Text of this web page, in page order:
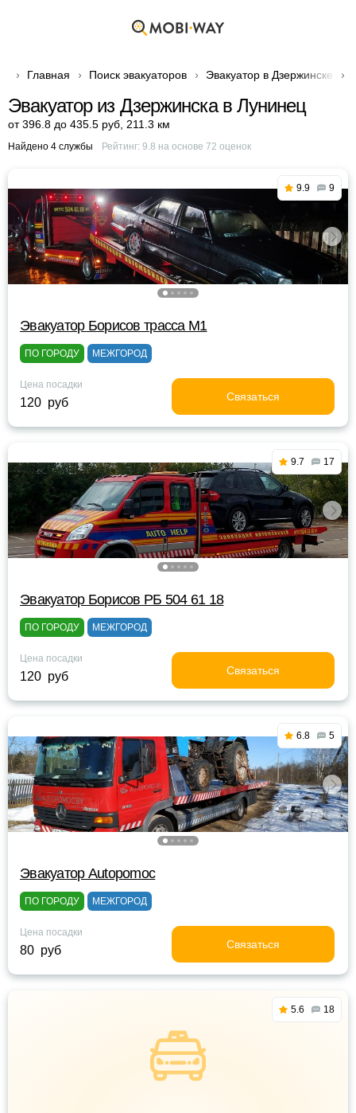
Главная Поиск эвакуаторов Эвакуатор в Дзержинске
Эвакуатор из Дзержинска в Лунинец
от 396.8 до 435.5 руб 211.3 км
Найдено 4 службы Рейтинг: 9.8 на основе 72 оценок
9.9 9
Эвакуатор Борисов трасса М1
ПО ГОРОДУ МЕЖГОРОД
Цена посадки
120 руб Связаться
9.7 17
Эвакуатор Борисов РБ 504 61 18
ПО ГОРОДУ МЕЖГОРОД
Цена посадки
120 руб Связаться
6.8 5
Эвакуатор Autopomoc
ПО ГОРОДУ МЕЖГОРОД
Цена посадки
80 руб Связаться
5.6 18